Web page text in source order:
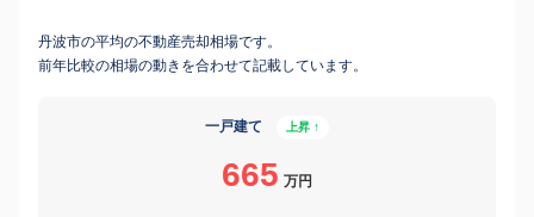
丹波市の平均の不動産売却相場です。
前年比較の相場の動きを合わせて記載しています。
一戸建て 上昇 ↑
665 万円